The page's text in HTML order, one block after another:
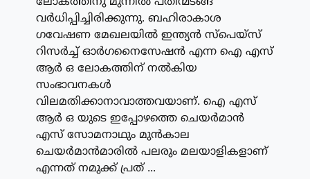
വര്‍ധിപ്പിച്ചിരിക്കുന്നു. ബഹിരാകാശ
ഗവേഷണ മേഖലയില്‍ ഇന്ത്യന്‍ സ്‌പെയ്‌സ്
റിസര്‍ച്ച് ഓര്‍ഗനൈസേഷന്‍ എന്ന ഐ എസ്
ആര്‍ ഒ ലോകത്തിന് നല്‍കിയ
സംഭാവനകള്‍
വിലമതിക്കാനാവാത്തവയാണ്. ഐ എസ്
ആര്‍ ഒ യുടെ ഇപ്പോഴത്തെ ചെയര്‍മാന്‍
എസ് സോമനാഥും മുന്‍കാല
ചെയര്‍മാന്‍മാരില്‍ പലരും മലയാളികളാണ്
എന്നത് നമുക്ക് പ്രത് ...